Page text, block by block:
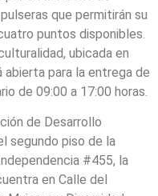
que permitirán su
puntos disponibles.
ubicada en
abierta para la entrega de
de 09:00 a 17:00 horas.
de Desarrollo
segundo piso de la
#455, la
en Calle del